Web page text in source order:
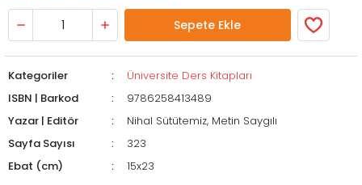
Sepete Ekle
Kategoriler
Üniversite Ders Kitapları
ISBN | Barkod
9786258413489
Yazar | Editör
Nihal Sütütemiz, Metin Saygılı
Sayfa Sayısı
323
Ebat (cm)
15x23